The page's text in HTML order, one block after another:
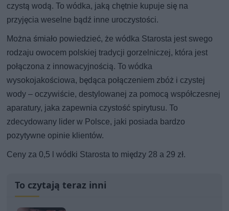
czystą wodą. To wódka, jaką chętnie kupuje się na
przyjęcia weselne bądź inne uroczystości.
Można śmiało powiedzieć, że wódka Starosta jest swego
rodzaju owocem polskiej tradycji gorzelniczej, która jest
połączona z innowacyjnością. To wódka
wysokojakościowa, będąca połączeniem zbóż i czystej
wody – oczywiście, destylowanej za pomocą współczesnej
aparatury, jaka zapewnia czystość spirytusu. To
zdecydowany lider w Polsce, jaki posiada bardzo
pozytywne opinie klientów.
Ceny za 0,5 l wódki Starosta to między 28 a 29 zł.
To czytają teraz inni